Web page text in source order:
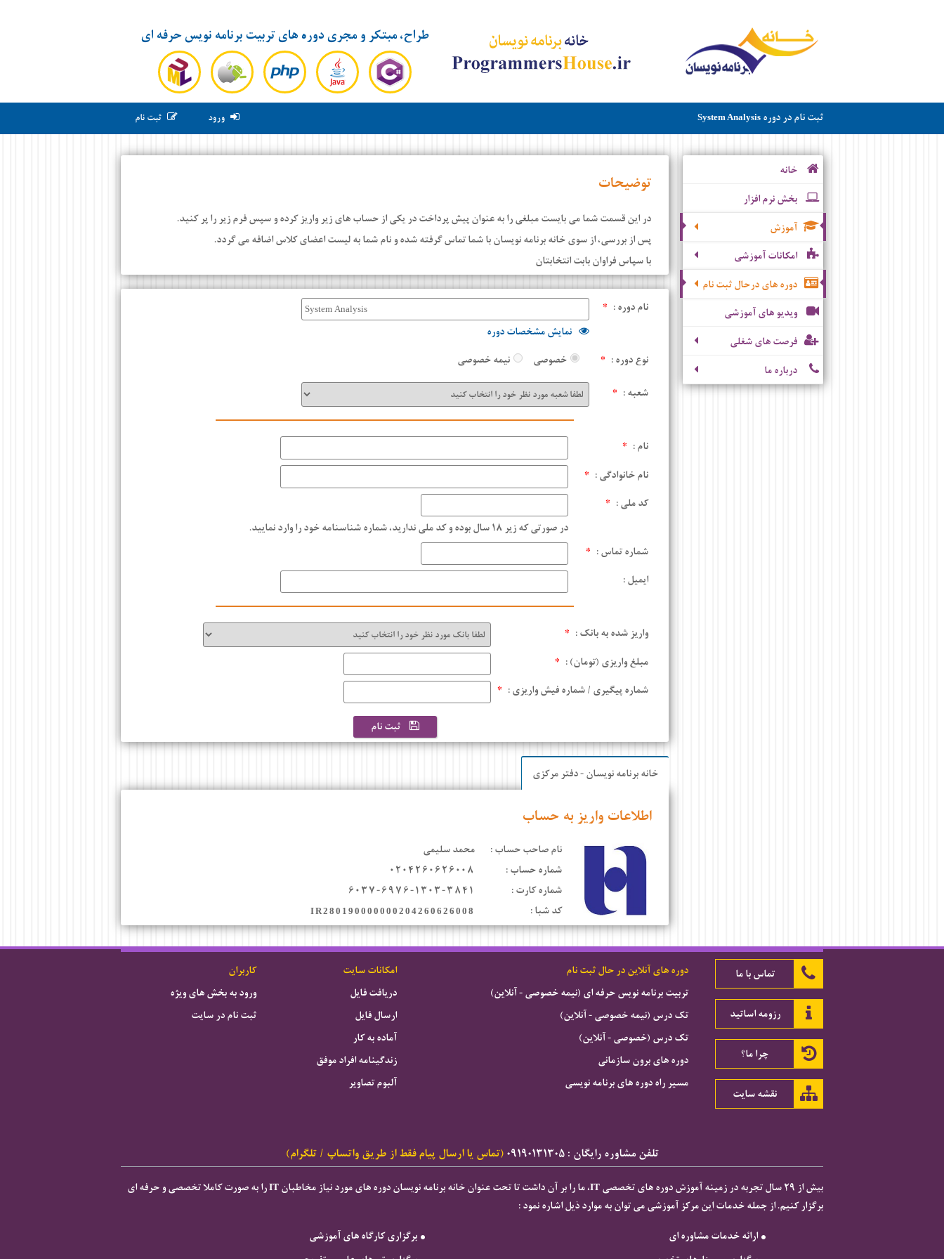
طراح، مبتکر و مجری دوره های تربیت برنامه نویس حرفه ای
ورود ثبت نام ثبت نام در دوره System Analysis
توضیحات
در این قسمت شما می بایست مبلغی را به عنوان پیش پرداخت در یکی از حساب های زیر واریز کرده و سپس فرم زیر را پر کنید.
پس از بررسی، از سوی خانه برنامه نویسان با شما تماس گرفته شده و نام شما به لیست اعضای کلاس اضافه می گردد.
با سپاس فراوان بابت انتخابتان
نام دوره : *
نمایش مشخصات دوره
نوع دوره : * خصوصی
نیمه خصوصی
شعبه : *
نام : *
نام خانوادگی : *
کد ملی : *
در صورتی که زیر ۱۸ سال بوده و کد ملی ندارید، شماره شناسنامه خود را وارد نمایید.
شماره تماس : *
ایمیل :
واریز شده به بانک : *
مبلغ واریزی (تومان) : *
شماره پیگیری / شماره فیش واریزی : *
ثبت نام
خانه برنامه نویسان - دفتر مرکزی
اطلاعات واریز به حساب
نام صاحب حساب :
محمد سلیمی
شماره حساب :
۰۲۰۴۲۶۰۶۲۶۰۰۸
شماره کارت :
۶۰۳۷-۶۹۷۶-۱۳۰۳-۳۸۴۱
کد شبا :
IR280190000000204260626008
خانه
بخش نرم افزار
آموزش
امکانات آموزشی
دوره های درحال ثبت نام
ویدیو های آموزشی
فرصت های شغلی
درباره ما
تماس با ما
رزومه اساتید
چرا ما؟
نقشه سایت
دوره های آنلاین در حال ثبت نام
تربیت برنامه نویس حرفه ای (نیمه خصوصی - آنلاین)
تک درس (نیمه خصوصی - آنلاین)
تک درس (خصوصی - آنلاین)
دوره های برون سازمانی
مسیر راه دوره های برنامه نویسی
امکانات سایت
دریافت فایل
ارسال فایل
آماده به کار
زندگینامه افراد موفق
آلبوم تصاویر
کاربران
ورود به بخش های ویژه
ثبت نام در سایت
تلفن مشاوره رایگان : ۰۹۱۹۰۱۳۱۳۰۵ (تماس یا ارسال پیام فقط از طریق واتساپ / تلگرام)
برگزار کنیم. از جمله خدمات این مرکز آموزشی می توان به موارد ذیل اشاره نمود :
ارائه خدمات مشاوره ای
برگزاری كارگاه های آموزشی